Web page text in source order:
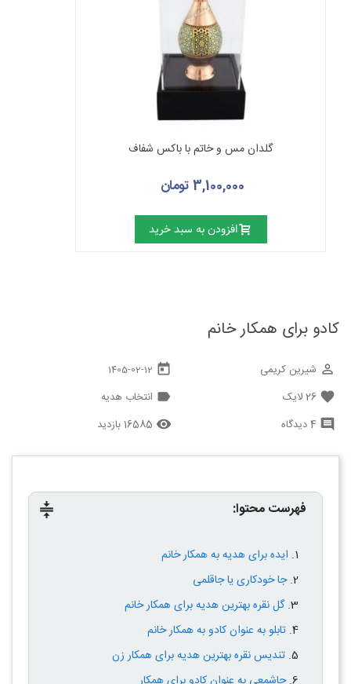
گلدان مس و خاتم با باکس شفاف
3,100,000 تومان
افزودن به سبد خرید
کادو برای همکار خانم
today
1405-02-12 perm_identity شیرین کریمی
label انتخاب هدیه favorite
26لایک
remove_red_eye 16585 بازدید comment 4 دیدگاه
compress فهرست محتوا:
ایده برای هدیه به همکار خانم
جا خودکاری یا جاقلمی
گل نقره بهترین هدیه برای همکار خانم
تابلو به عنوان کادو به همکار خانم
تندیس نقره بهترین هدیه برای همکار زن